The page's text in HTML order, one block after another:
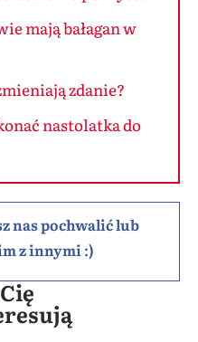
mają bałagan w
zdanie?
nastolatka do
nas pochwalić lub
z innymi :)